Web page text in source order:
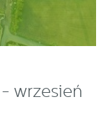
wrzesień